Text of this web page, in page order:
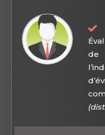
de